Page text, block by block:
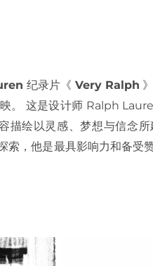
纪录片《 Very Ralph
。 这是设计师 Ralph
绘以灵感、梦想与信念
，他是最具影响力和备受